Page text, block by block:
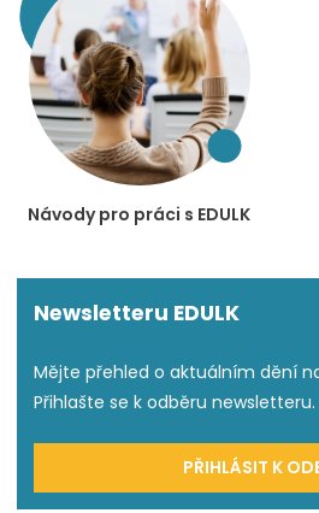
Návody pro práci s EDULK
Newsletteru EDULK
Mějte přehled o aktuálním dění na
Přihlašte se k odběru newsletteru.
PŘIHLÁSIT K